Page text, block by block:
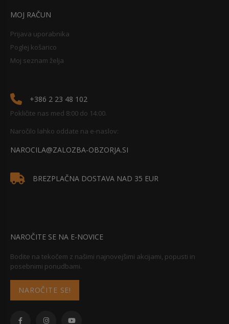
MOJ RAČUN
Prijava uporabnika
Poglej košarico
Moj seznam želja
+386 2 23 48 102
Pokličite nas med 8:00 do 14:00.
Naročilo lahko oddate na e-naslov:
NAROCILA@ZALOZBA-OBZORJA.SI
BREZPLAČNA DOSTAVA NAD 35 EUR
NAROČITE SE NA E-NOVICE
Bodite na tekočem z našimi najnovejšimi akcijami, popusti in
posebnimi ponudbami.
NAROČITE SE!